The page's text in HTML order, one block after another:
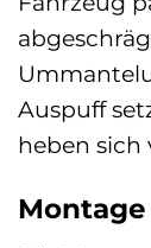
Auspuff
heben sich